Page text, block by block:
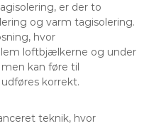
er der to
og varm tagisolering.
hvor
loftbjælkerne og under
kan føre til
korrekt.
teknik, hvor